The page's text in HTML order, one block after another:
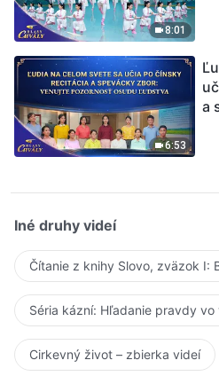
8:01
6:53
a
Iné druhy videí
Čítanie z knihy Slovo, zväzok I:
Séria kázní: Hľadanie pravdy vo
Cirkevný život – zbierka videí